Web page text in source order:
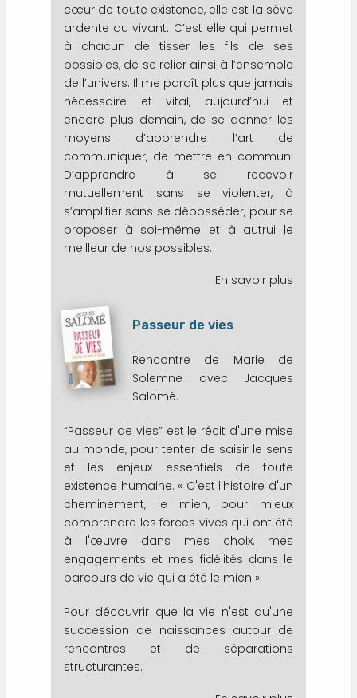
cœur de toute existence, elle est la sève
ardente du vivant. C’est elle qui permet
à chacun de tisser les fils de ses
possibles, de se relier ainsi à l’ensemble
de l’univers. Il me paraît plus que jamais
nécessaire et vital, aujourd’hui et
encore plus demain, de se donner les
moyens d’apprendre l’art de
communiquer, de mettre en commun.
D’apprendre à se recevoir
mutuellement sans se violenter, à
s’amplifier sans se déposséder, pour se
proposer à soi-même et à autrui le
meilleur de nos possibles.
En savoir plus
Passeur de vies
Rencontre de Marie de
Solemne avec Jacques
Salomé.
“Passeur de vies” est le récit d'une mise
au monde, pour tenter de saisir le sens
et les enjeux essentiels de toute
existence humaine. « C'est l'histoire d'un
cheminement, le mien, pour mieux
comprendre les forces vives qui ont été
à l'œuvre dans mes choix, mes
engagements et mes fidélités dans le
parcours de vie qui a été le mien ».
Pour découvrir que la vie n'est qu'une
succession de naissances autour de
rencontres et de séparations
structurantes.